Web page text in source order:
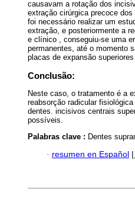
causavam a rotação dos
extração cirúrgica precoce
foi necessário realizar um
extração, e posteriormente a
e clínico , conseguiu-se uma
permanentes, até o momento
placas de expansão
Conclusão:
Neste caso, o tratamento é a
reabsorção radicular
dentes. incisivos centrais
possíveis.
Palabras clave : Dentes
· resumen en Español